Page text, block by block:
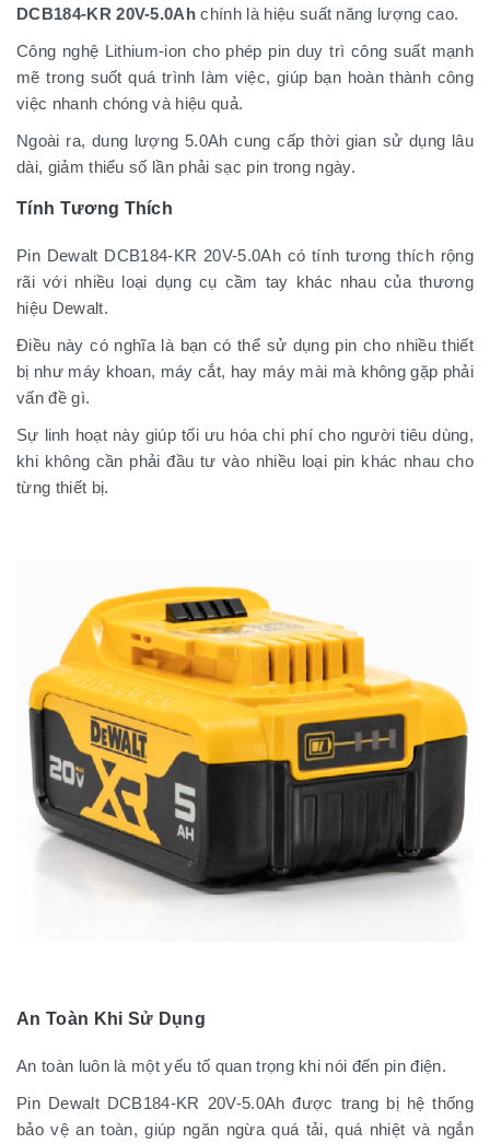
DCB184-KR 20V-5.0Ah chính là hiệu suất năng lượng cao.
Công nghệ Lithium-ion cho phép pin duy trì công suất mạnh
mẽ trong suốt quá trình làm việc, giúp bạn hoàn thành công
việc nhanh chóng và hiệu quả.
Ngoài ra, dung lượng 5.0Ah cung cấp thời gian sử dụng lâu
dài, giảm thiểu số lần phải sạc pin trong ngày.
Tính Tương Thích
Pin Dewalt DCB184-KR 20V-5.0Ah có tính tương thích rộng
rãi với nhiều loại dụng cụ cầm tay khác nhau của thương
hiệu Dewalt.
Điều này có nghĩa là bạn có thể sử dụng pin cho nhiều thiết
bị như máy khoan, máy cắt, hay máy mài mà không gặp phải
vấn đề gì.
Sự linh hoạt này giúp tối ưu hóa chi phí cho người tiêu dùng,
khi không cần phải đầu tư vào nhiều loại pin khác nhau cho
từng thiết bị.
An Toàn Khi Sử Dụng
An toàn luôn là một yếu tố quan trọng khi nói đến pin điện.
Pin Dewalt DCB184-KR 20V-5.0Ah được trang bị hệ thống
bảo vệ an toàn, giúp ngăn ngừa quá tải, quá nhiệt và ngắn